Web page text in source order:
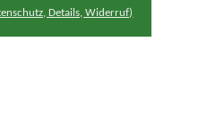
Details, Widerruf)